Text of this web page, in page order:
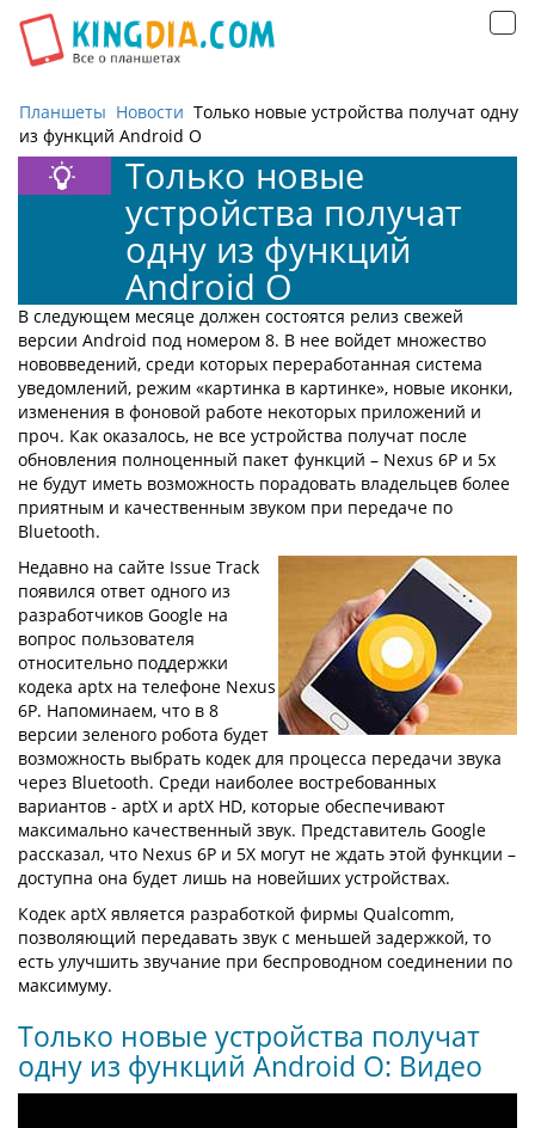
Планшеты Новости Только новые устройства получат одну
из функций Android O
Только новые
устройства получат
одну из функций
Android O
В следующем месяце должен состоятся релиз свежей
версии Android под номером 8. В нее войдет множество
нововведений, среди которых переработанная система
уведомлений, режим «картинка в картинке», новые иконки,
изменения в фоновой работе некоторых приложений и
проч. Как оказалось, не все устройства получат после
обновления полноценный пакет функций – Nexus 6P и 5x
не будут иметь возможность порадовать владельцев более
приятным и качественным звуком при передаче по
Bluetooth.
Недавно на сайте Issue Track
появился ответ одного из
разработчиков Google на
вопрос пользователя
относительно поддержки
кодека aptx на телефоне Nexus
6P. Напоминаем, что в 8
версии зеленого робота будет
возможность выбрать кодек для процесса передачи звука
через Bluetooth. Среди наиболее востребованных
вариантов - aptX и aptX HD, которые обеспечивают
максимально качественный звук. Представитель Google
рассказал, что Nexus 6P и 5X могут не ждать этой функции –
доступна она будет лишь на новейших устройствах.
Кодек aptX является разработкой фирмы Qualcomm,
позволяющий передавать звук с меньшей задержкой, то
есть улучшить звучание при беспроводном соединении по
максимуму.
Только новые устройства получат
одну из функций Android O: Видео